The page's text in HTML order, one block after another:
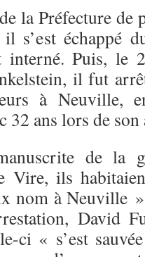
la Préfecture de
échappé
Puis, le
il fut
à Neuville,
32 ans lors de
de la
Vire, ils
nom à Neuville
David
ci « s’est